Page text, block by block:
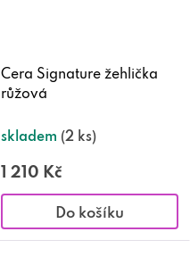
Cera Signature žehlička
růžová
skladem (2 ks)
1 210 Kč
Do košíku